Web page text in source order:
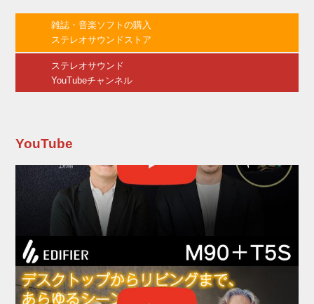
は、三菱ケミカル(株)が開発し世界で唯一生産
している芯鞘複合導電アクリル繊維《CORE...
雑誌・音楽ソフトの購入
ステレオサウンドストア
ステレオサウンド
YouTubeチャンネル
YouTube